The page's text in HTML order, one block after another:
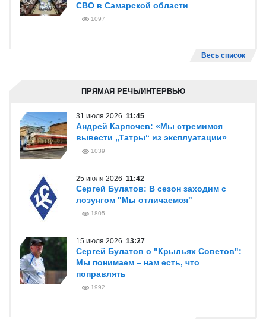
СВО в Самарской области
1097
Весь список
ПРЯМАЯ РЕЧЬ/ИНТЕРВЬЮ
31 июля 2026 11:45
Андрей Карпочев: «Мы стремимся
вывести „Татры“ из эксплуатации»
1039
25 июля 2026 11:42
Сергей Булатов: В сезон заходим с
лозунгом "Мы отличаемся"
1805
15 июля 2026 13:27
Сергей Булатов о "Крыльях Советов":
Мы понимаем – нам есть, что
поправлять
1992